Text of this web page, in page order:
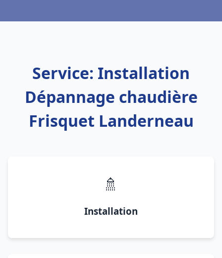
Service: Installation
Dépannage chaudière
Frisquet Landerneau
🚿
Installation